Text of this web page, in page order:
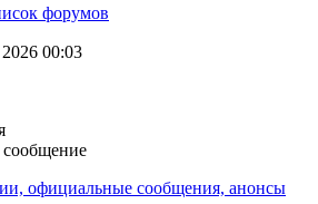
форумов
00:03
официальные сообщения, анонсы